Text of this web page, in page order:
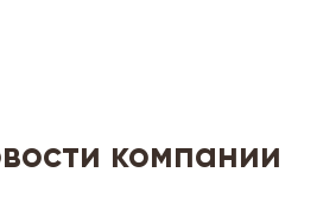
компании